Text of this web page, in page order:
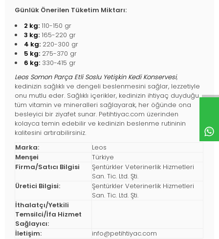
Günlük Önerilen Tüketim Miktarı:
2 kg: 110-150 gr
3 kg: 165-220 gr
4 kg: 220-300 gr
5 kg: 275-370 gr
6 kg: 330-415 gr
Leos Somon Parça Etli Soslu Yetişkin Kedi Konservesi,
kedinizin sağlıklı ve dengeli beslenmesini sağlar, lezzetiyle
onu mutlu eder. Sağlıklı içerikler, kedinizin ihtiyaç duyduğu
tüm vitamin ve mineralleri sağlayarak, her öğünde ona
besleyici bir ziyafet sunar. Petihtiyac.com üzerinden
kolayca temin edebilir ve kedinizin beslenme rutininin
kalitesini artırabilirsiniz.
Marka:
Leos
Menşei
Türkiye
Firma/Satıcı Bilgisi
Şentürkler Veterinerlik Hizmetleri
San. Tic. Ltd. Şti.
Üretici Bilgisi:
Şentürkler Veterinerlik Hizmetleri
San. Tic. Ltd. Şti.
İthalatçı/Yetkili
Temsilci/İfa Hizmet
Sağlayıcı:
İletişim:
info@petihtiyac.com